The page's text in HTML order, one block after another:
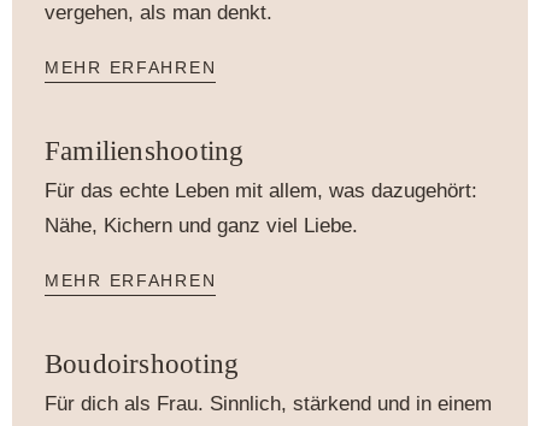
vergehen, als man denkt.
MEHR ERFAHREN
Familienshooting
Für das echte Leben mit allem, was dazugehört:
Nähe, Kichern und ganz viel Liebe.
MEHR ERFAHREN
Boudoirshooting
Für dich als Frau. Sinnlich, stärkend und in einem